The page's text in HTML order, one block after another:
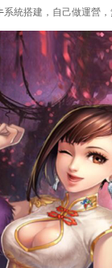
系統搭建，自己做運營